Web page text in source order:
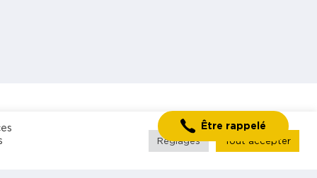
Être rappelé
S'inscrire à la
newsletter
Réglages Tout accepter